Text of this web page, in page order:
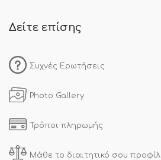
Δείτε επίσης
Συχνές Ερωτήσεις
Photo Gallery
Τρόποι πληρωμής
Μάθε το διαιτητικό σου προφίλ